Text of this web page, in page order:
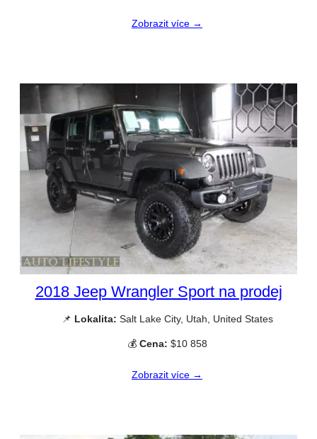
Zobrazit více →
2018 Jeep Wrangler Sport na prodej
📌 Lokalita: Salt Lake City, Utah, United States
💰 Cena: $10 858
Zobrazit více →